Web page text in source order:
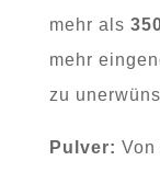
mehr als
mehr
zu
Pulver: Von